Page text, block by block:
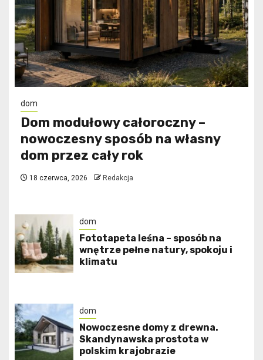
dom
Dom modułowy całoroczny –
nowoczesny sposób na własny
dom przez cały rok
18 czerwca, 2026 Redakcja
dom
​Fototapeta leśna – sposób na
wnętrze pełne natury, spokoju i
klimatu
dom
Nowoczesne domy z drewna.
Skandynawska prostota w
polskim krajobrazie